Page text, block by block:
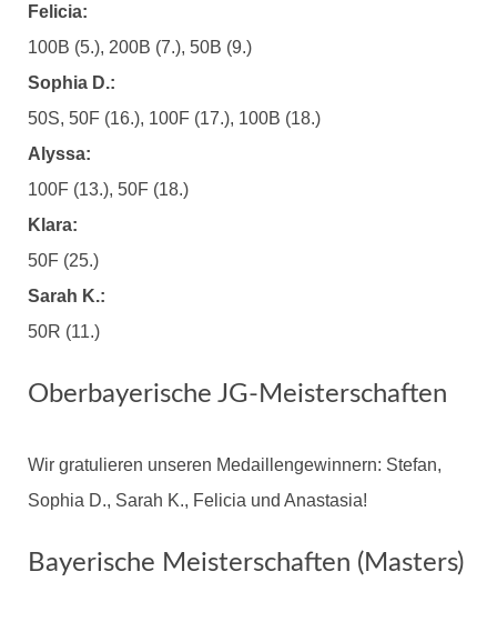
Felicia:
100B (5.), 200B (7.), 50B (9.)
Sophia D.:
50S, 50F (16.), 100F (17.), 100B (18.)
Alyssa:
100F (13.), 50F (18.)
Klara:
50F (25.)
Sarah K.:
50R (11.)
Oberbayerische JG-Meisterschaften
Wir gratulieren unseren Medaillengewinnern: Stefan,
Sophia D., Sarah K., Felicia und Anastasia!
Bayerische Meisterschaften (Masters)